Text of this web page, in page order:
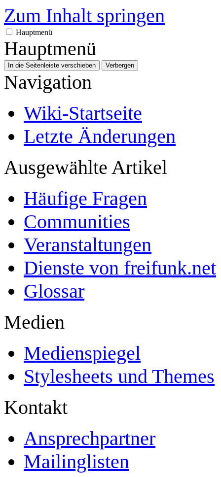
Zum Inhalt springen
Hauptmenü
Hauptmenü
In die Seitenleiste verschieben Verbergen
Navigation
Wiki-Startseite
Letzte Änderungen
Ausgewählte Artikel
Häufige Fragen
Communities
Veranstaltungen
Dienste von freifunk.net
Glossar
Medien
Medienspiegel
Stylesheets und Themes
Kontakt
Ansprechpartner
Mailinglisten